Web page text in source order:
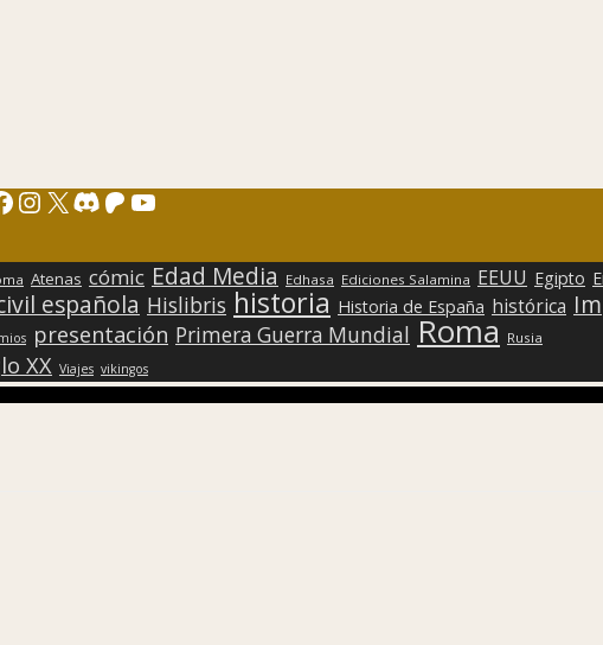
Instagram
X Discord
Patreon
YouTube
Atenas cómic Edad Media Edhasa Ediciones Salamina EEUU Egipto
española Hislibris historia Historia de España histórica
presentación Primera Guerra Mundial Roma Rusia
XX Viajes vikingos